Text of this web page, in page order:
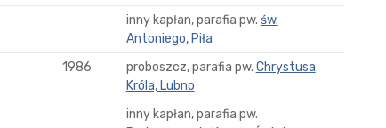
inny kapłan, parafia pw. św.
Antoniego, Piła
1986 proboszcz, parafia pw. Chrystusa
Króla, Lubno
inny kapłan, parafia pw.